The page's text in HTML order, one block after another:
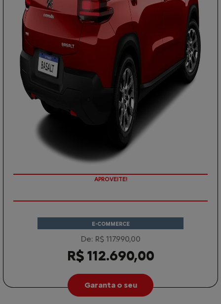
PREÇOS REDUZIDOS
E-COMMERCE
De: R$ 117.990,00
R$ 112.690,00
Garanta o seu